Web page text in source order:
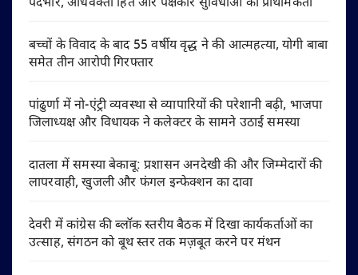
पदभार, अधिवक्ता हित और पक्षकार सुविधाओं को प्राथमिकता
बच्चों के विवाद के बाद 55 वर्षीय वृद्ध ने की आत्महत्या, योगी बाबा
समेत तीन आरोपी गिरफ्तार
पांढुर्णा में नो-एंट्री व्यवस्था से व्यापारियों की परेशानी बढ़ी, भाजपा
जिलाध्यक्ष और विधायक ने कलेक्टर के सामने उठाई समस्या
दातला में समस्या बेकाबू: प्रशासन अनदेखी की और जिम्मेदारों की
लापरवाही, खुजली और फंगल इन्फेक्शन का दावा
देवरी में कांग्रेस की ब्लॉक स्तरीय बैठक में दिखा कार्यकर्ताओं का
उत्साह, संगठन को बूथ स्तर तक मज़बूत करने पर मंथन